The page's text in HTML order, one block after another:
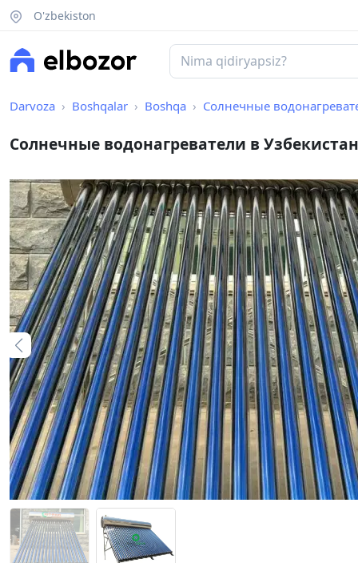
O'zbekiston
Darvoza Boshqalar Boshqa Солнечные
Солнечные водонагреватели в Узбекистан